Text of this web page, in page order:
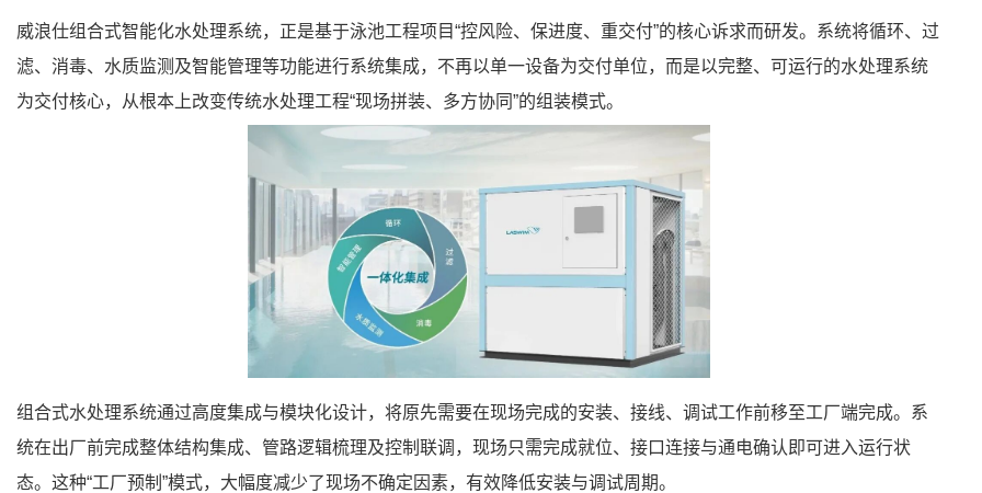
威浪仕组合式智能化水处理系统，正是基于泳池工程项目“控风险、保进度、重交付”的核心诉求而研发。系统将循环、过
滤、消毒、水质监测及智能管理等功能进行系统集成，不再以单一设备为交付单位，而是以完整、可运行的水处理系统
为交付核心，从根本上改变传统水处理工程“现场拼装、多方协同”的组装模式。
组合式水处理系统通过高度集成与模块化设计，将原先需要在现场完成的安装、接线、调试工作前移至工厂端完成。系
统在出厂前完成整体结构集成、管路逻辑梳理及控制联调，现场只需完成就位、接口连接与通电确认即可进入运行状
态。这种“工厂预制”模式，大幅度减少了现场不确定因素，有效降低安装与调试周期。